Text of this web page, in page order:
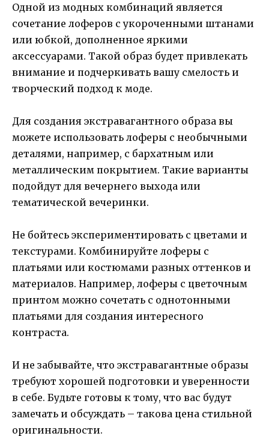
Одной из модных комбинаций является
сочетание лоферов с укороченными штанами
или юбкой, дополненное яркими
аксессуарами. Такой образ будет привлекать
внимание и подчеркивать вашу смелость и
творческий подход к моде.
Для создания экстравагантного образа вы
можете использовать лоферы с необычными
деталями, например, с бархатным или
металлическим покрытием. Такие варианты
подойдут для вечернего выхода или
тематической вечеринки.
Не бойтесь экспериментировать с цветами и
текстурами. Комбинируйте лоферы с
платьями или костюмами разных оттенков и
материалов. Например, лоферы с цветочным
принтом можно сочетать с однотонными
платьями для создания интересного
контраста.
И не забывайте, что экстравагантные образы
требуют хорошей подготовки и уверенности
в себе. Будьте готовы к тому, что вас будут
замечать и обсуждать – такова цена стильной
оригинальности.